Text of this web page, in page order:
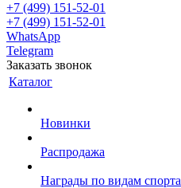
+7 (499) 151-52-01
+7 (499) 151-52-01
WhatsApp
Telegram
Заказать звонок
Каталог
Новинки
Распродажа
Награды по видам спорта